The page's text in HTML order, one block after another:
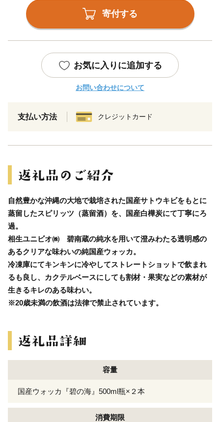
寄付する
お気に入りに追加する
お問い合わせについて
支払い方法 クレジットカード
自然豊かな沖縄の大地で栽培された国産サトウキビをもとに
蒸留したスピリッツ（蒸留酒）を、国産白樺炭にて丁寧にろ
過。
相生ユニビオ㈱ 碧南蔵の純水を用いて澄みわたる透明感の
あるクリアな味わいの純国産ウォッカ。
冷凍庫にてキンキンに冷やしてストレートショットで飲まれ
るも良し、カクテルベースにしても割材・果実などの素材が
生きるキレのある味わい。
※20歳未満の飲酒は法律で禁止されています。
容量
国産ウォッカ『碧の海』500ml瓶×２本
消費期限